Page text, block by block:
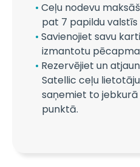
Ceļu nodevu
pat 7 papildu valstīs
Savienojiet savu
izmantotu
Rezervējiet un
Satellic ceļu
saņemiet to
punktā.